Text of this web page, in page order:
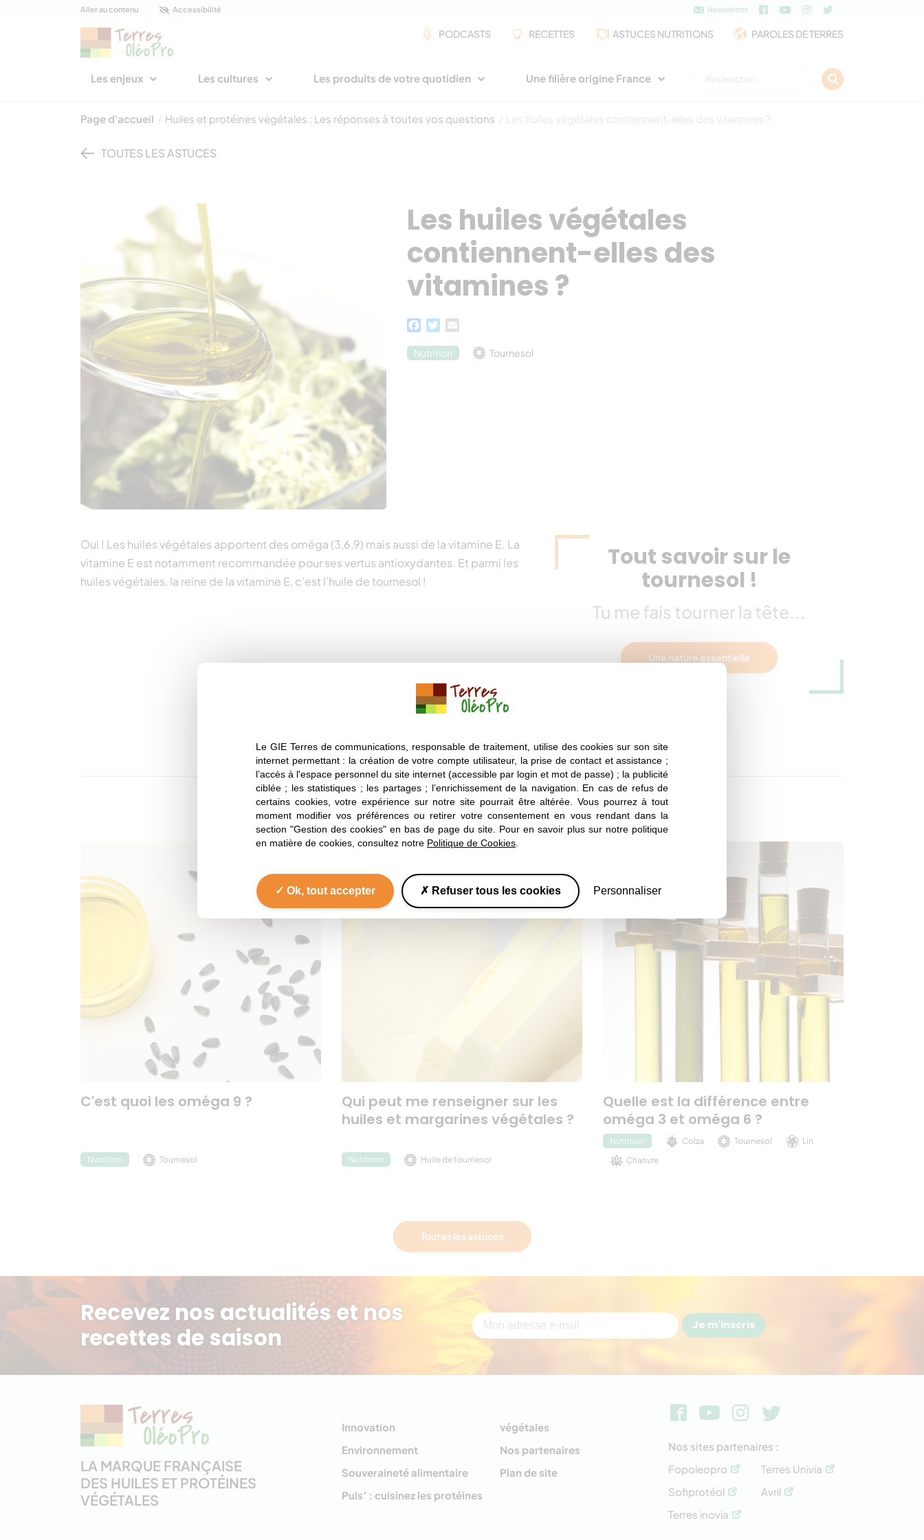
Panneau de gestion des cookies
Le GIE Terres de communications, responsable de traitement, utilise des cookies sur son site
internet permettant : la création de votre compte utilisateur, la prise de contact et assistance ;
l’accès à l'espace personnel du site internet (accessible par login et mot de passe) ; la publicité
ciblée ; les statistiques ; les partages ; l’enrichissement de la navigation. En cas de refus de
certains cookies, votre expérience sur notre site pourrait être altérée. Vous pourrez à tout
moment modifier vos préférences ou retirer votre consentement en vous rendant dans la
section "Gestion des cookies" en bas de page du site. Pour en savoir plus sur notre politique
en matière de cookies, consultez notre Politique de Cookies
Ok, tout accepter Refuser tous les cookies Personnaliser
Aller au contenu Accessibilité Newsletter
PODCASTS RECETTES ASTUCES NUTRITIONS PAROLES DE TERRES
Les enjeux Les cultures Les produits de votre quotidien Une filière origine France
Page d'accueil / Huiles et protéines végétales : Les réponses à toutes vos questions / Les huiles végétales contiennent-elles des vitamines ?
TOUTES LES ASTUCES
Les huiles végétales
contiennent-elles des
vitamines ?
Facebook
Twitter
Nutrition Tournesol
Tout savoir sur le
tournesol !
Tu me fais tourner la tête...
Une nature essentielle
Oui ! Les huiles végétales apportent des oméga (3,6,9) mais aussi de la vitamine E. La
vitamine E est notamment recommandée pour ses vertus antioxydantes. Et parmi les
huiles végétales, la reine de la vitamine E, c’est l’huile de tournesol !
A lire aussi
Nos astuces
C'est quoi les oméga 9 ?
Nutrition Tournesol
Qui peut me renseigner sur les
huiles et margarines végétales ?
Nutrition Huile de tournesol
Quelle est la différence entre
oméga 3 et oméga 6 ?
Nutrition Colza Tournesol
Lin
Chanvre
Toutes les astuces
Recevez nos actualités et nos
recettes de saison
Je m'inscris
LA MARQUE FRANÇAISE
DES HUILES ET PROTÉINES
VÉGÉTALES
Innovation
Environnement
Souveraineté alimentaire
Puls’ : cuisinez les protéines
végétales
Nos partenaires
Plan de site
Nos sites partenaires :
Fopoleopro
Sofiprotéol
Terres inovia
Terres Univia
Avril